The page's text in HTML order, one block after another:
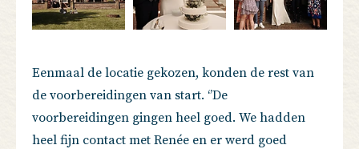
Eenmaal de locatie gekozen, konden de rest van
de voorbereidingen van start. ‘’De
voorbereidingen gingen heel goed. We hadden
heel fijn contact met Renée en er werd goed